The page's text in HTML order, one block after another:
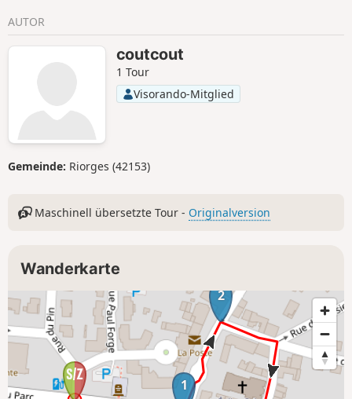
AUTOR
coutcout
1 Tour
Visorando-Mitglied
Gemeinde: Riorges (42153)
Maschinell übersetzte Tour - Originalversion
Wanderkarte
1
2